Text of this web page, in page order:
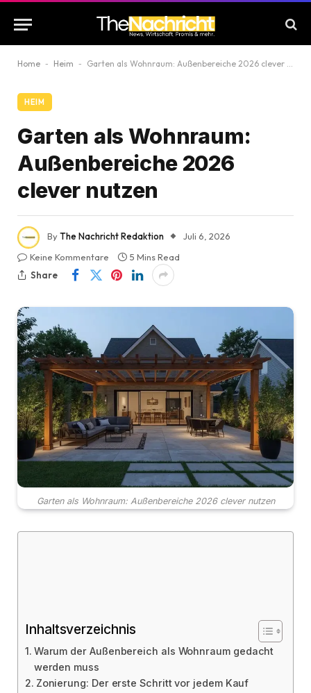
Home - Heim - Garten als Wohnraum: Außenbereiche 2026 clever nutzen
HEIM
Garten als Wohnraum:
Außenbereiche 2026
clever nutzen
ByThe Nachricht Redaktion
Juli 6, 2026
Keine Kommentare
5 Mins Read
Share
Garten als Wohnraum: Außenbereiche 2026 clever nutzen
Inhaltsverzeichnis
Warum der Außenbereich als Wohnraum gedacht
werden muss
Zonierung: Der erste Schritt vor jedem Kauf